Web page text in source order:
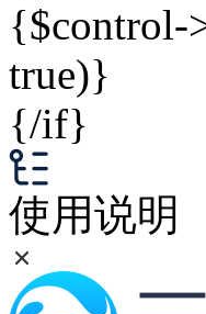
{$control-
true)}
{/if}
使用说明